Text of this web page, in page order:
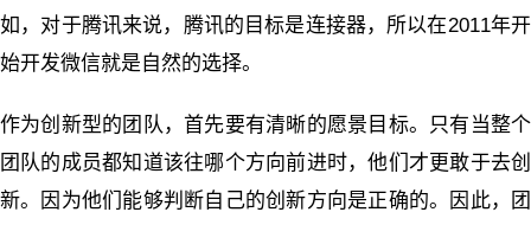
如，对于腾讯来说，腾讯的目标是连接器，所以在2011年开
始开发微信就是自然的选择。
作为创新型的团队，首先要有清晰的愿景目标。只有当整个
团队的成员都知道该往哪个方向前进时，他们才更敢于去创
新。因为他们能够判断自己的创新方向是正确的。因此，团